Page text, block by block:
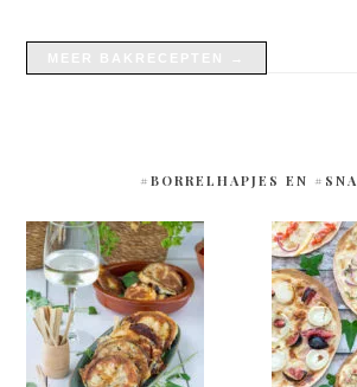
#BORRELHAPJES EN